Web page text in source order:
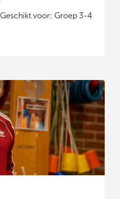
Geschikt voor: Groep 3-4